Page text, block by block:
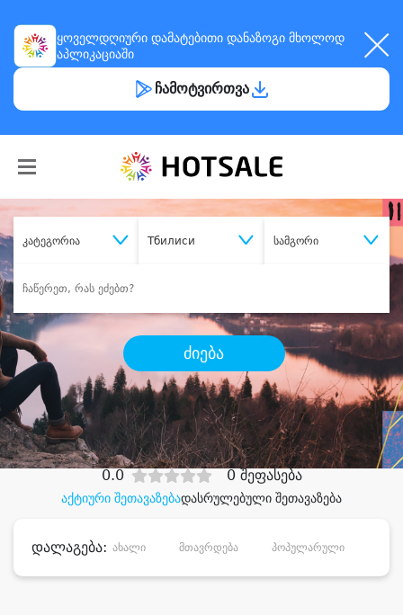
ყოველდღიური დამატებითი დანაზოგი მხოლოდ
აპლიკაციაში
ჩამოტვირთვა
კატეგორია Тбилиси სამგორი
ძიება
შეიძინესასურველი მომსახურება
დიდი დანაზოგით
აქტიური შეთავაზებადასრულებული შეთავაზება
0.0 0 შეფასება
დალაგება: ახალი მთავრდება პოპულარული